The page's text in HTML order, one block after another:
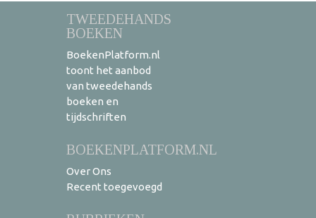
TWEEDEHANDS
BOEKEN
BoekenPlatform.nl
toont het aanbod
van tweedehands
boeken en
tijdschriften
BOEKENPLATFORM.NL
Over Ons
Recent toegevoegd